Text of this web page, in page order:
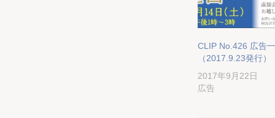
CLIP No.426 広告
（2017.9.23発行）
2017年9月22日
広告